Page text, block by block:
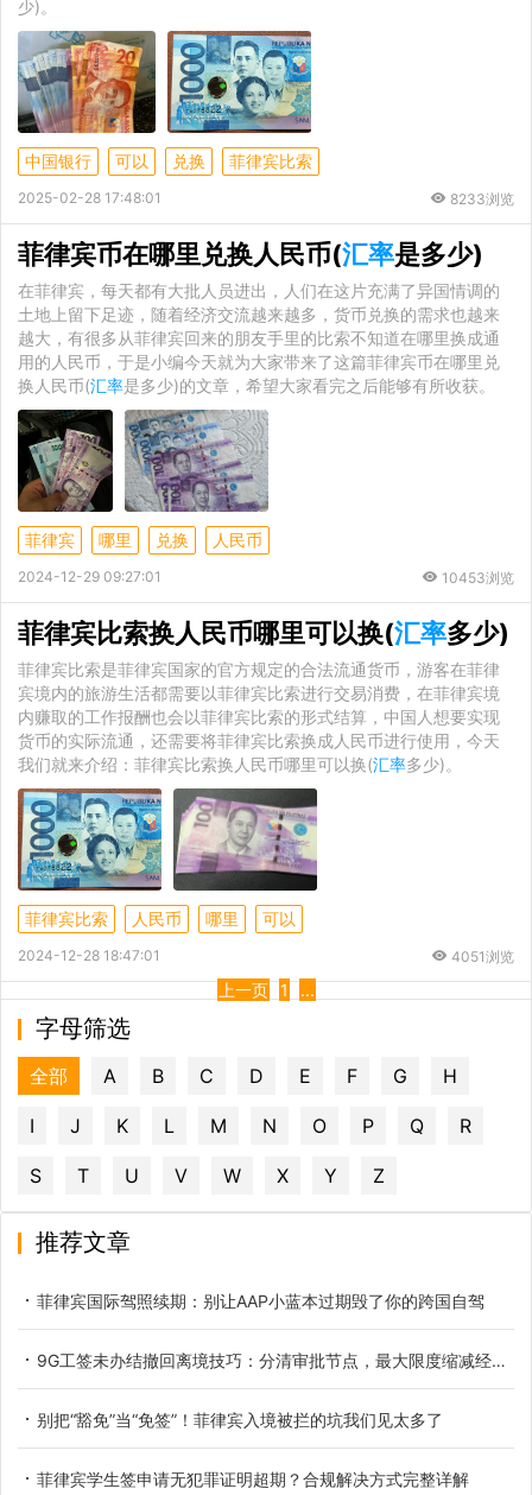
少)。
中国银行 可以 兑换 菲律宾比索
2025-02-28 17:48:01 8233浏览
菲律宾币在哪里兑换人民币(汇率是多少)
在菲律宾，每天都有大批人员进出，人们在这片充满了异国情调的
土地上留下足迹，随着经济交流越来越多，货币兑换的需求也越来
越大，有很多从菲律宾回来的朋友手里的比索不知道在哪里换成通
用的人民币，于是小编今天就为大家带来了这篇菲律宾币在哪里兑
换人民币(汇率是多少)的文章，希望大家看完之后能够有所收获。
菲律宾 哪里 兑换 人民币
2024-12-29 09:27:01 10453浏览
菲律宾比索换人民币哪里可以换(汇率多少)
菲律宾比索是菲律宾国家的官方规定的合法流通货币，游客在菲律
宾境内的旅游生活都需要以菲律宾比索进行交易消费，在菲律宾境
内赚取的工作报酬也会以菲律宾比索的形式结算，中国人想要实现
货币的实际流通，还需要将菲律宾比索换成人民币进行使用，今天
我们就来介绍：菲律宾比索换人民币哪里可以换(汇率多少)。
菲律宾比索 人民币 哪里 可以
2024-12-28 18:47:01 4051浏览
上一页 1 ...
字母筛选
全部 A B C D E F G H
I J K L M N O P Q R
S T U V W X Y Z
推荐文章
菲律宾国际驾照续期：别让AAP小蓝本过期毁了你的跨国自驾
9G工签未办结撤回离境技巧：分清审批节点，最大限度缩减经济损失
别把“豁免”当“免签”！菲律宾入境被拦的坑我们见太多了
菲律宾学生签申请无犯罪证明超期？合规解决方式完整详解